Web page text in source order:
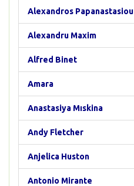
Alexandros Papanastasiou
Alexandru Maxim
Alfred Binet
Amara
Anastasiya Mıskina
Andy Fletcher
Anjelica Huston
Antonio Mirante